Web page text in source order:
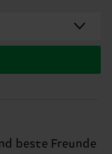
beste Freunde